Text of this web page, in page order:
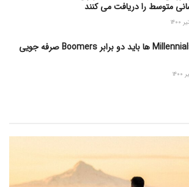
متوسط را دریافت می کنند
چرا Millennials ها باید دو برابر Boomers صرفه جویی